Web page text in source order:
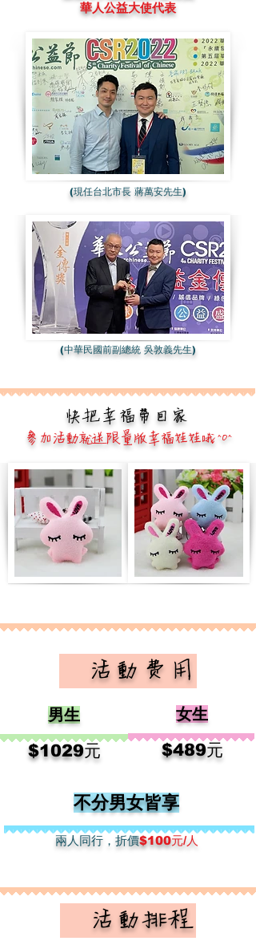
男生
​$1029元
女生
​$489元
不分男女皆享
兩人​同行，折價$100元/人
​ 活動排程
​ 活動費用
快把幸福帶回家
參加活動就送限量版幸福娃娃哦 ^O^
華人公益大使代表
(現任台北市長 蔣萬安先生)
(中華民國前副總統 吳敦義先生)